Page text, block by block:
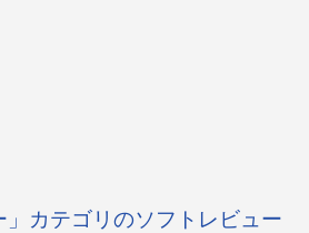
」カテゴリのソフトレビュー